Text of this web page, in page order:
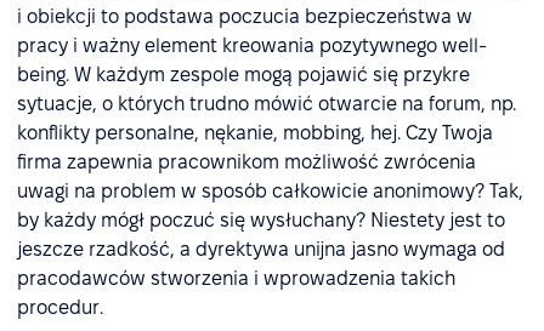
i obiekcji to podstawa poczucia bezpieczeństwa w
pracy i ważny element kreowania pozytywnego well-
being. W każdym zespole mogą pojawić się przykre
sytuacje, o których trudno mówić otwarcie na forum, np.
konflikty personalne, nękanie, mobbing, hej. Czy Twoja
firma zapewnia pracownikom możliwość zwrócenia
uwagi na problem w sposób całkowicie anonimowy? Tak,
by każdy mógł poczuć się wysłuchany? Niestety jest to
jeszcze rzadkość, a dyrektywa unijna jasno wymaga od
pracodawców stworzenia i wprowadzenia takich
procedur.